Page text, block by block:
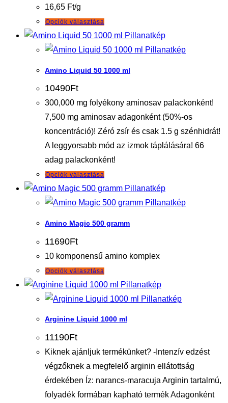
16,65 Ft/g
Opciók választása
a
terméknek
A
változatok
a
termékoldalon
választhatók
Pillanatkép
Pillanatkép
Amino Liquid 50 1000 ml
10490Ft
300,000 mg folyékony aminosav palackonként!
7,500 mg aminosav adagonként (50%-os
koncentráció)! Zéró zsír és csak 1.5 g szénhidrát!
A leggyorsabb mód az izmok táplálására! 66
adag palackonként!
Opciók választása
a
terméknek
A
a
termékoldalon
választhatók
Pillanatkép
Pillanatkép
Amino Magic 500 gramm
11690Ft
10 komponensű amino komplex
Opciók választása
a
terméknek
A
változatok
a
termékoldalon
Pillanatkép
Pillanatkép
Arginine Liquid 1000 ml
11190Ft
Kiknek ajánljuk termékünket? -Intenzív edzést
végzőknek a megfelelő arginin ellátottság
érdekében Íz: narancs-maracuja Arginin tartalmú,
folyadék formában kapható termék Adagonként